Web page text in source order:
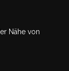
Nähe von